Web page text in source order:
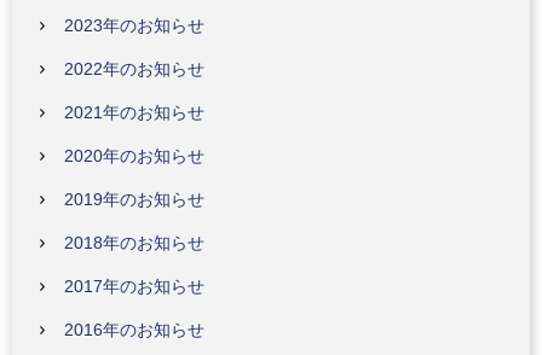
2023年のお知らせ
2022年のお知らせ
2021年のお知らせ
2020年のお知らせ
2019年のお知らせ
2018年のお知らせ
2017年のお知らせ
2016年のお知らせ